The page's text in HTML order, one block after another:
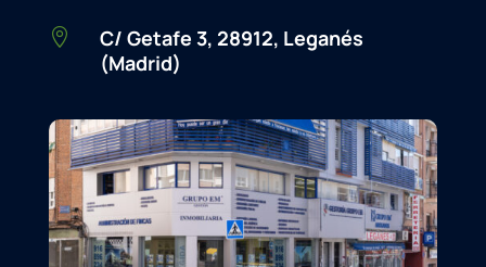

C/ Getafe 3, 28912, Leganés
(Madrid)